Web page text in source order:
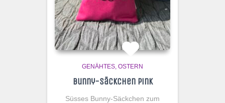
GENÄHTES OSTERN
Bunny-Säckchen Pink
Süsses Bunny-Säckchen zum